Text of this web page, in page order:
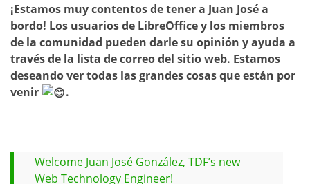
¡Estamos muy contentos de tener a Juan José a
bordo! Los usuarios de LibreOffice y los miembros
de la comunidad pueden darle su opinión y ayuda a
través de la lista de correo del sitio web. Estamos
deseando ver todas las grandes cosas que están por
venir
.
Welcome Juan José González, TDF’s new
Web Technology Engineer!